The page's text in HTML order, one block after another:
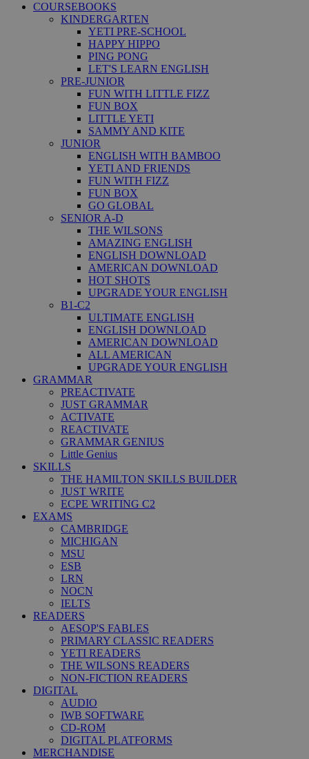
COURSEBOOKS
KINDERGARTEN
YETI PRE-SCHOOL
HAPPY HIPPO
PING PONG
LET'S LEARN ENGLISH
PRE-JUNIOR
FUN WITH LITTLE FIZZ
FUN BOX
LITTLE YETI
SAMMY AND KITE
JUNIOR
ENGLISH WITH BAMBOO
YETI AND FRIENDS
FUN WITH FIZZ
FUN BOX
GO GLOBAL
SENIOR A-D
THE WILSONS
AMAZING ENGLISH
ENGLISH DOWNLOAD
AMERICAN DOWNLOAD
HOT SHOTS
UPGRADE YOUR ENGLISH
B1-C2
ULTIMATE ENGLISH
ENGLISH DOWNLOAD
AMERICAN DOWNLOAD
ALL AMERICAN
UPGRADE YOUR ENGLISH
GRAMMAR
PREACTIVATE
JUST GRAMMAR
ACTIVATE
REACTIVATE
GRAMMAR GENIUS
Little Genius
SKILLS
THE HAMILTON SKILLS BUILDER
JUST WRITE
ECPE WRITING C2
EXAMS
CAMBRIDGE
MICHIGAN
MSU
ESB
LRN
NOCN
IELTS
READERS
AESOP'S FABLES
PRIMARY CLASSIC READERS
YETI READERS
THE WILSONS READERS
NON-FICTION READERS
DIGITAL
AUDIO
IWB SOFTWARE
CD-ROM
DIGITAL PLATFORMS
MERCHANDISE